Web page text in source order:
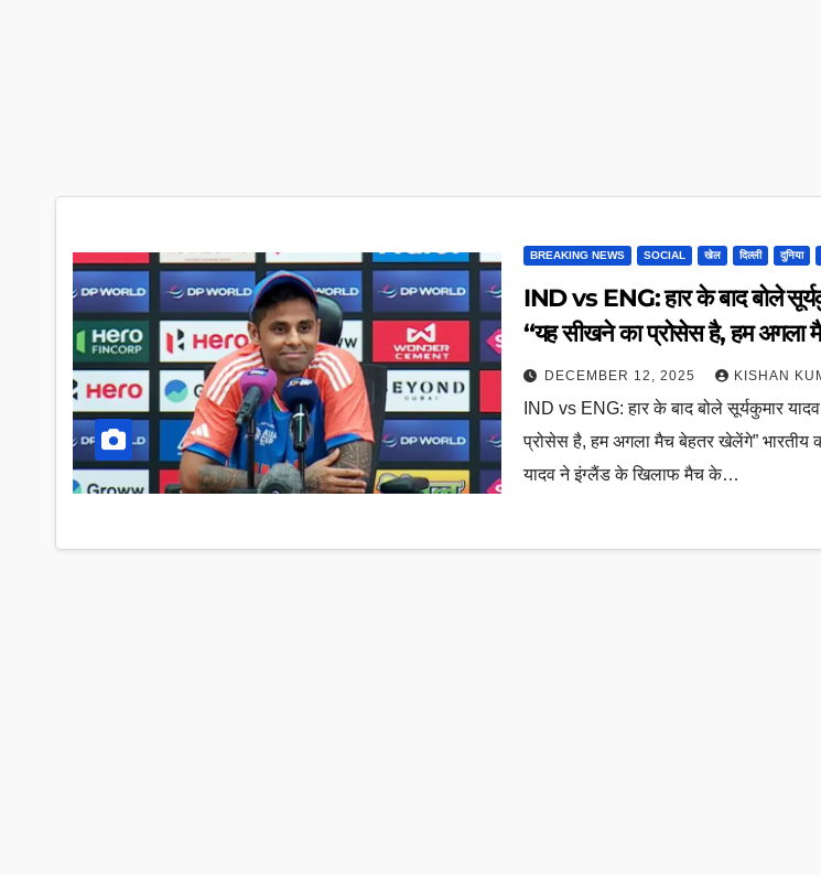
BREAKING NEWS SOCIAL खेल दिल्ली दुनिया
IND vs ENG: हार के बाद बोले
“यह सीखने का प्रोसेस है, हम अगला
खेलेंगे”DECEMBER 12, 2025 KISHAN
IND vs ENG: हार के बाद बोले सूर्यकुमार
प्रोसेस है, हम अगला मैच बेहतर खेलेंगे” भारतीय
यादव ने इंग्लैंड के खिलाफ मैच के…